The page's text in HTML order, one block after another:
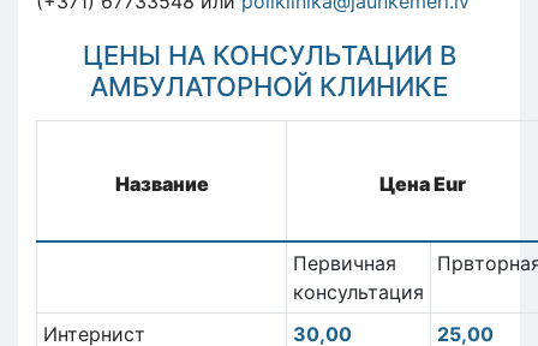
ЦЕНЫ НА КОНСУЛЬТАЦИИ В
АМБУЛАТОРНОЙ КЛИНИКЕ
Название Цена Eur
Первичная
консультация
Интернист 30,00
25,00